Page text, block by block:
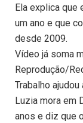
Ela explica que
um ano e que
desde 2009.
Vídeo já soma
Reprodução/
Trabalho
Luzia mora em
anos e diz que